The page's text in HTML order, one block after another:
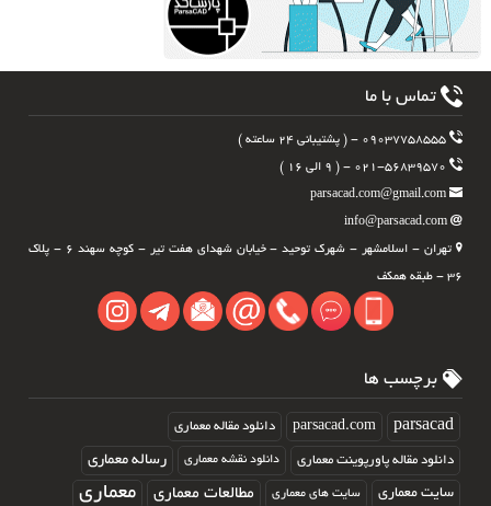
تماس با ما
۰۹۰۳۷۷۵۸۵۵۵ - ( پشتیبانی ۲۴ ساعته )
parsacad.com@gmail.com
info@parsacad.com
تهران - اسلامشهر - شهرک توحید - خیابان شهدای هفت تیر - کوچه سهند ۶ - پلاک
۳۶ - طبقه همکف
برچسب ها
parsacad
parsacad.com دانلود مقاله معماری
دانلود مقاله پاورپوینت معماری دانلود نقشه معماری رساله معماری
سایت معماری سایت های معماری مطالعات معماری معماری